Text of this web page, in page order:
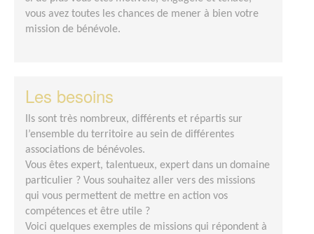
vous avez toutes les chances de mener à bien votre
mission de bénévole.
Les besoins
Ils sont très nombreux, différents et répartis sur
l’ensemble du territoire au sein de différentes
associations de bénévoles.
Vous êtes expert, talentueux, expert dans un domaine
particulier ? Vous souhaitez aller vers des missions
qui vous permettent de mettre en action vos
compétences et être utile ?
Voici quelques exemples de missions qui répondent à